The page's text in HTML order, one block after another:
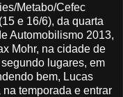
Metabo/Cefec
e 16/6), da quarta
Automobilismo 2013,
Mohr, na cidade de
lugares, em
bem, Lucas
na temporada e entrar